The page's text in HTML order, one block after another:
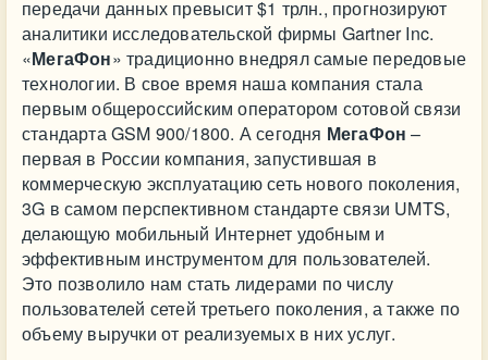
передачи данных превысит $1 трлн., прогнозируют
аналитики исследовательской фирмы Gartner Inc.
«МегаФон» традиционно внедрял самые передовые
технологии. В свое время наша компания стала
первым общероссийским оператором сотовой связи
стандарта GSM 900/1800. А сегодня МегаФон –
первая в России компания, запустившая в
коммерческую эксплуатацию сеть нового поколения,
3G в самом перспективном стандарте связи UMTS,
делающую мобильный Интернет удобным и
эффективным инструментом для пользователей.
Это позволило нам стать лидерами по числу
пользователей сетей третьего поколения, а также по
объему выручки от реализуемых в них услуг.